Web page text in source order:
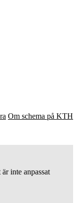
Om schema på KTH
inte anpassat